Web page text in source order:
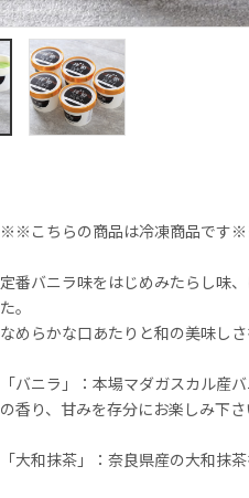
※※こちらの商品は冷凍商品です
定番バニラ味をはじめみたらし味
た。
なめらかな口あたりと和の美味しさ
「バニラ」：本場マダガスカル産
の香り、甘みを存分にお楽しみ下
「大和抹茶」：奈良県産の大和抹